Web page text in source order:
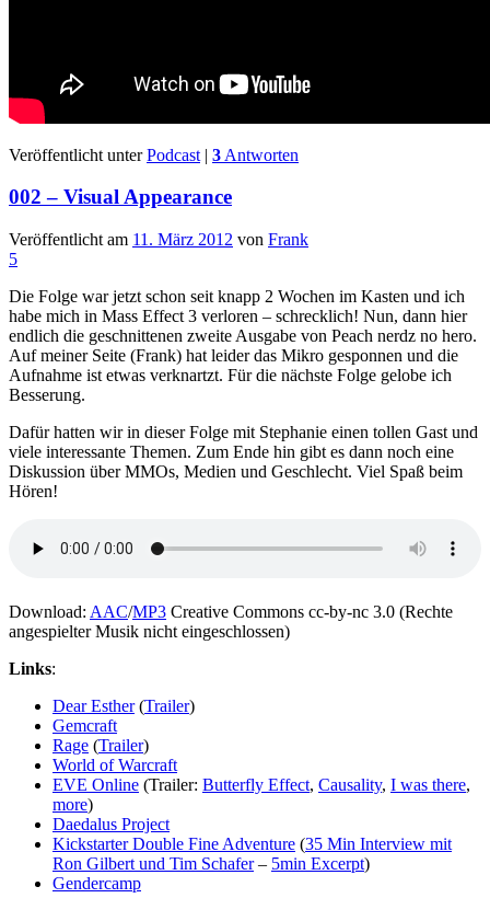
Veröffentlicht unter Podcast | 3 Antworten
002 – Visual Appearance
Veröffentlicht am 11. März 2012 von Frank
5
Die Folge war jetzt schon seit knapp 2 Wochen im Kasten und ich
habe mich in Mass Effect 3 verloren – schrecklich! Nun, dann hier
endlich die geschnittenen zweite Ausgabe von Peach nerdz no hero.
Auf meiner Seite (Frank) hat leider das Mikro gesponnen und die
Aufnahme ist etwas verknartzt. Für die nächste Folge gelobe ich
Besserung.
Dafür hatten wir in dieser Folge mit Stephanie einen tollen Gast und
viele interessante Themen. Zum Ende hin gibt es dann noch eine
Diskussion über MMOs, Medien und Geschlecht. Viel Spaß beim
Hören!
Download: AAC/MP3 Creative Commons cc-by-nc 3.0 (Rechte
angespielter Musik nicht eingeschlossen)
Links:
Dear Esther(Trailer)
Gemcraft
Rage (Trailer)
World of Warcraft
EVE Online (Trailer: Butterfly Effect, Causality, I was there,
more)
Daedalus Project
Kickstarter Double Fine Adventure (35 Min Interview mit
Ron Gilbert und Tim Schafer– 5min Excerpt)
Gendercamp